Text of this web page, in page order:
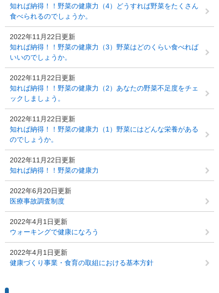
知れば納得！！野菜の健康力（4）どうすれば野菜をたくさん
食べられるのでしょうか。
2022年11月22日更新
知れば納得！！野菜の健康力（3）野菜はどのくらい食べれば
いいのでしょうか。
2022年11月22日更新
知れば納得！！野菜の健康力（2）あなたの野菜不足度をチェ
ックしましょう。
2022年11月22日更新
知れば納得！！野菜の健康力（1）野菜にはどんな栄養がある
のでしょうか。
2022年11月22日更新
知れば納得！！野菜の健康力
2022年6月20日更新
医療事故調査制度
2022年4月1日更新
ウォーキングで健康になろう
2022年4月1日更新
健康づくり事業・食育の取組における基本方針